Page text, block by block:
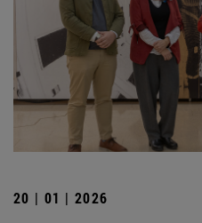
20 | 01 | 2026